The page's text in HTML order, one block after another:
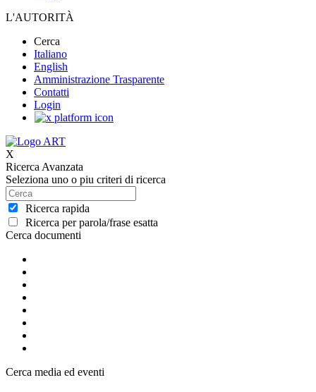
L'AUTORITÀ
Cerca
Italiano
English
Amministrazione Trasparente
Contatti
Login
X
Ricerca Avanzata
Seleziona uno o piu criteri di ricerca
Ricerca rapida
Ricerca per parola/frase esatta
Cerca documenti
Cerca media ed eventi